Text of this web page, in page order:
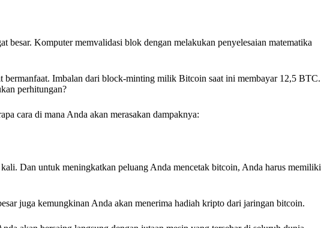
besar. Komputer memvalidasi blok dengan melakukan penyelesaian matematika
bermanfaat. Imbalan dari block-minting milik Bitcoin saat ini membayar 12,5 BTC.
perhitungan?
cara di mana Anda akan merasakan dampaknya:
Dan untuk meningkatkan peluang Anda mencetak bitcoin, Anda harus memiliki
juga kemungkinan Anda akan menerima hadiah kripto dari jaringan bitcoin.